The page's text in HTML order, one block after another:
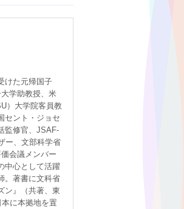
けた元帰国子
学助教授、米
）大学院客員教
セント・ジョセ
監修官、JSAF-
ー、文部科学省
会議メンバー
中心として活躍
。著書に文科省
ン』（共著、東
に本拠地を置